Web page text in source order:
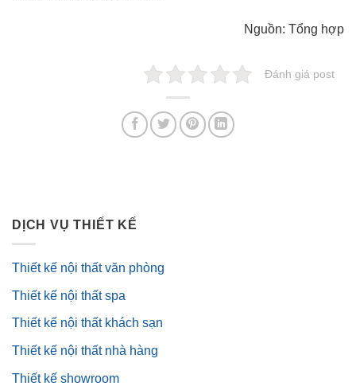
Nguồn: Tổng hợp
Đánh giá post
DỊCH VỤ THIẾT KẾ
Thiết kế nội thất văn phòng
Thiết kế nội thất spa
Thiết kế nội thất khách sạn
Thiết kế nội thất nhà hàng
Thiết kế showroom